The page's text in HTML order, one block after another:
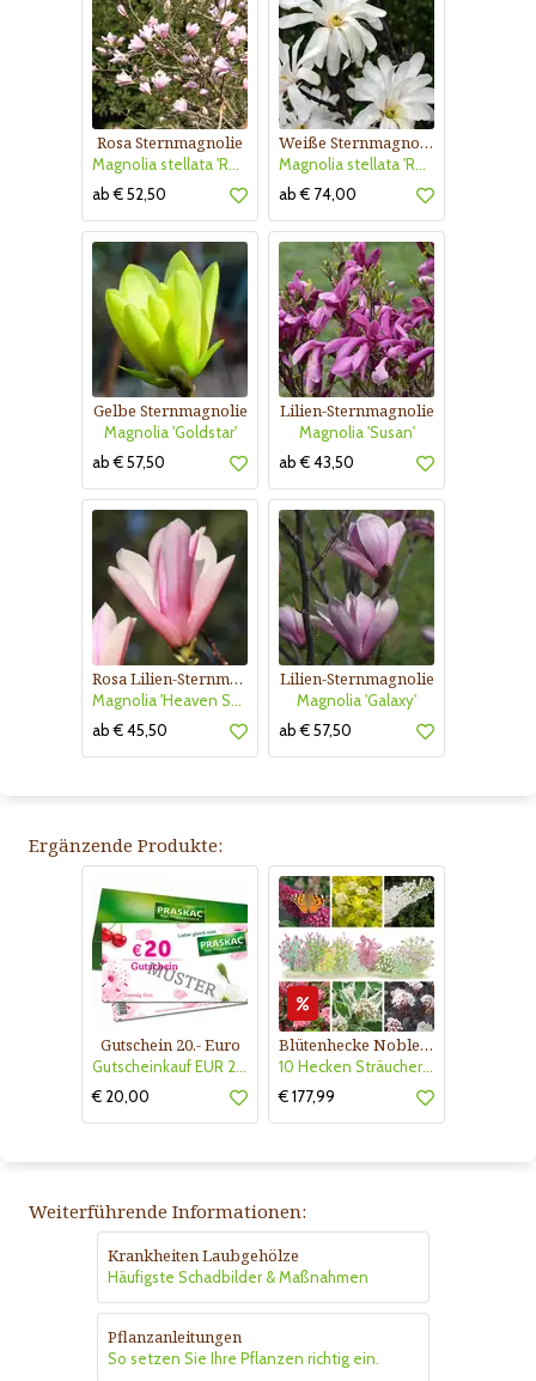
Rosa Sternmagnolie
Magnolia stellata 'Rosea'
ab € 52,50
Weiße Sternmagnolie
Magnolia stellata 'Royal Star'
ab € 74,00
Gelbe Sternmagnolie
Magnolia 'Goldstar'
ab € 57,50
Lilien-Sternmagnolie
Magnolia 'Susan'
ab € 43,50
Rosa Lilien-Sternmagnolie
Magnolia 'Heaven Scent'
ab € 45,50
Lilien-Sternmagnolie
Magnolia 'Galaxy'
ab € 57,50
Ergänzende Produkte:
Gutschein 20.- Euro
Gutscheinkauf EUR 20.-
€ 20,00
Blütenhecke Nobless-Kollektion Nr. 402
10 Hecken Sträucher - für 10 lfm Blütenhecke - Blühend März - Oktober
€ 177,99
Weiterführende Informationen:
Krankheiten Laubgehölze
Häufigste Schadbilder & Maßnahmen
Pflanzanleitungen
So setzen Sie Ihre Pflanzen richtig ein.